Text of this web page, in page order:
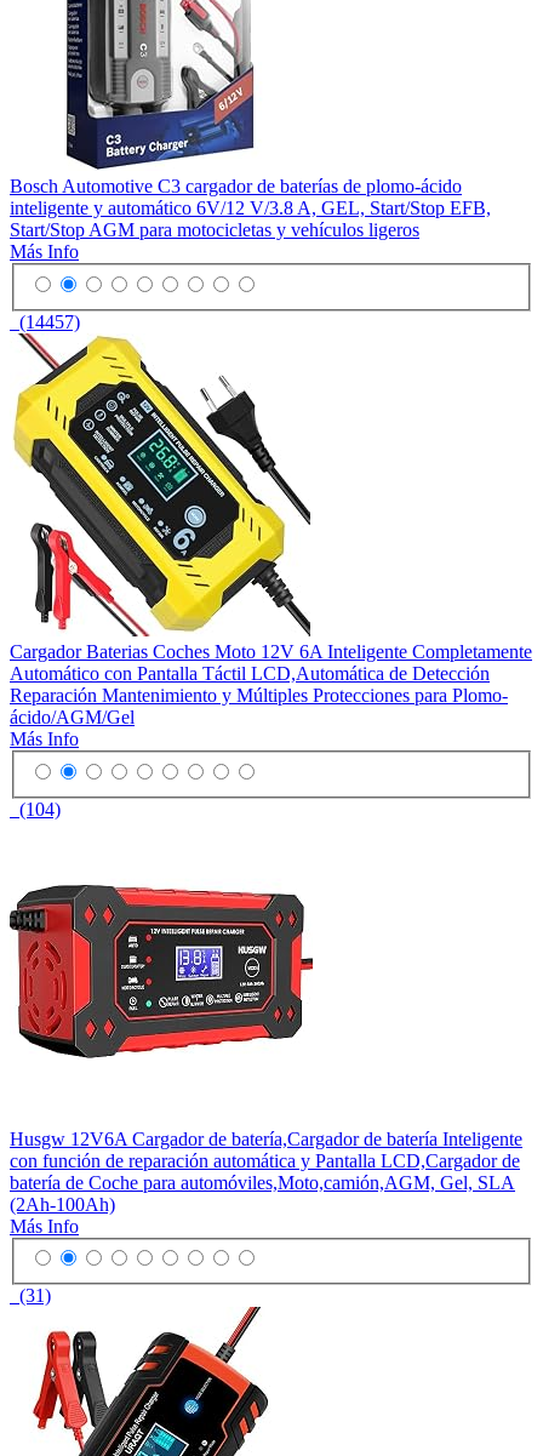
Bosch Automotive C3 cargador de baterías de plomo-ácido
inteligente y automático 6V/12 V/3.8 A, GEL, Start/Stop EFB,
Start/Stop AGM para motocicletas y vehículos ligeros
Más Info
(14457)
Cargador Baterias Coches Moto 12V 6A Inteligente Completamente
Automático con Pantalla Táctil LCD,Automática de Detección
Reparación Mantenimiento y Múltiples Protecciones para Plomo-
ácido/AGM/Gel
Más Info
(104)
Husgw 12V6A Cargador de batería,Cargador de batería Inteligente
con función de reparación automática y Pantalla LCD,Cargador de
batería de Coche para automóviles,Moto,camión,AGM, Gel, SLA
(2Ah-100Ah)
Más Info
(31)